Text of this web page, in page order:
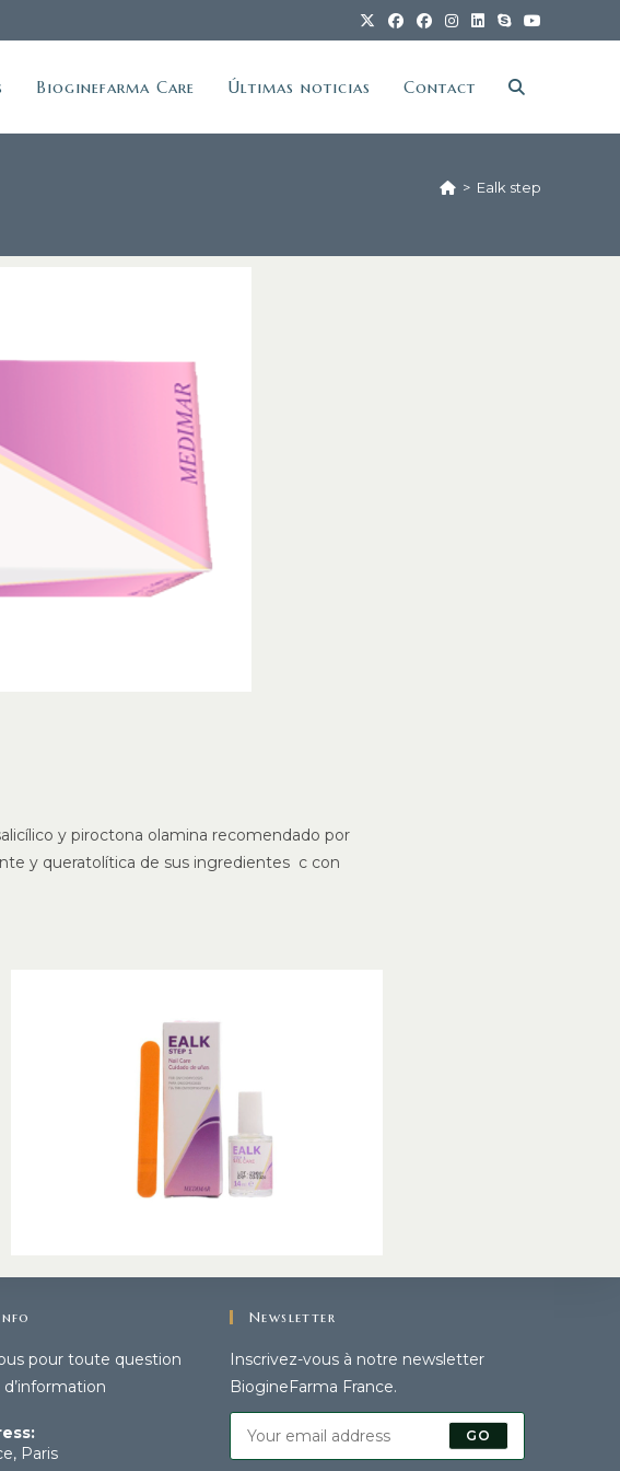
Bioginefarma Care Últimas noticias Contact
> Ealk step
y piroctona olamina recomendado por
y queratolítica de sus ingredientes c con
pour toute question
Paris
Newsletter
Inscrivez-vous à notre newsletter
BiogineFarma France.
GO